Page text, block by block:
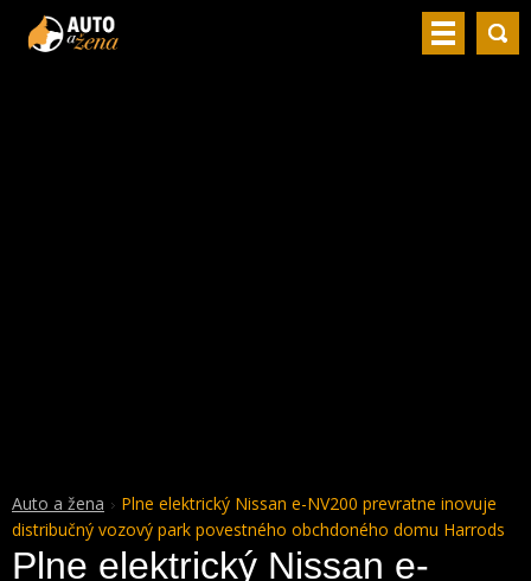
Auto a žena
Plne elektrický Nissan e-NV200 prevratne inovuje
distribučný vozový park povestného obchdoného domu Harrods
Plne elektrický Nissan e-